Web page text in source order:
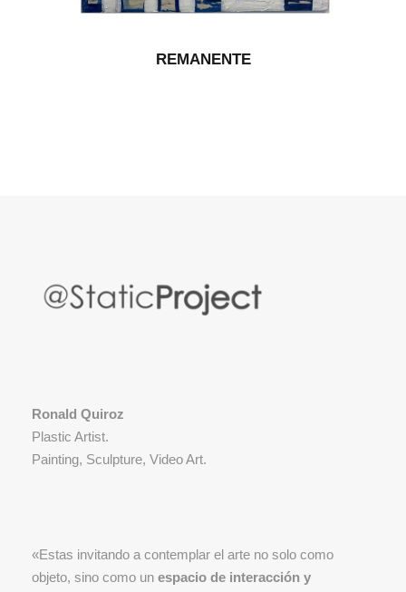
REMANENTE
Ronald Quiroz
Plastic Artist.
Painting, Sculpture, Video Art.
«Estas invitando a contemplar el arte no solo como
objeto, sino como un espacio de interacción y